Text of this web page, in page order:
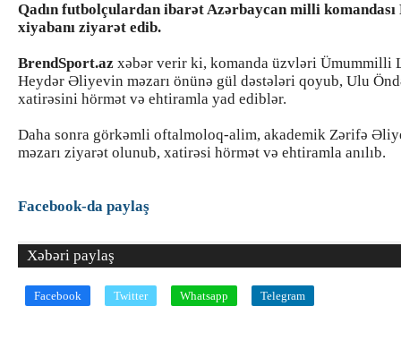
Qadın futbolçulardan ibarət Azərbaycan milli
xiyabanı ziyarət edib.
BrendSport.az xəbər verir ki, komanda üzvləri Ümummilli
Heydər Əliyevin məzarı önünə gül dəstələri qoyub, Ulu
xatirəsini hörmət və ehtiramla yad ediblər.
Daha sonra görkəmli oftalmoloq-alim, akademik Zərifə
məzarı ziyarət olunub, xatirəsi hörmət və ehtiramla anılıb.
Facebook-da paylaş
Xəbəri paylaş
Facebook Twitter Whatsapp Telegram